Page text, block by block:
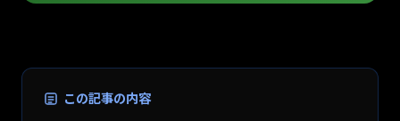
この記事の内容